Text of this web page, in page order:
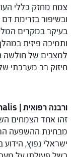
צמח מחזק כללי
ובשיפור בזרימת
בעיקר במקרים
ותמיכה פיזית
למצבים של חולשה
חיזוק רב מערכתי
ורבנה רפואית | Verbena officinalis
זהו אחד הצמחים
מבחינת ההשפעה
ישראלי נפוץ,